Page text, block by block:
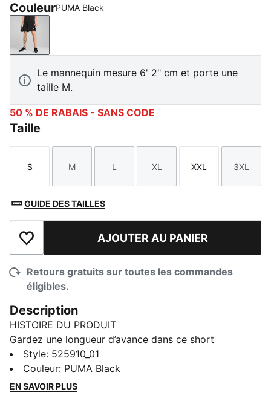
CouleurPUMA Black
PUMA Black
Le mannequin mesure 6' 2" cm et porte une
taille M.
50 % DE RABAIS - SANS CODE
Taille
Taille
S
Taille
M
Taille
L
Taille
XL
Taille
XXL
Taille
3XL
GUIDE DES TAILLES
Ajouter à la liste de souhaits
AJOUTER AU PANIER
Retours gratuits sur toutes les commandes
éligibles.
Description
HISTOIRE DU PRODUIT
Gardez une longueur d’avance dans ce short
d’entraînement essentiel. Dotée d’une ceinture
dissimulée avec des cordons de serrage pour
permettre un ajustement personnalisé, la technologie
Style: 525910_01
Couleur: PUMA Black
EN SAVOIR PLUS